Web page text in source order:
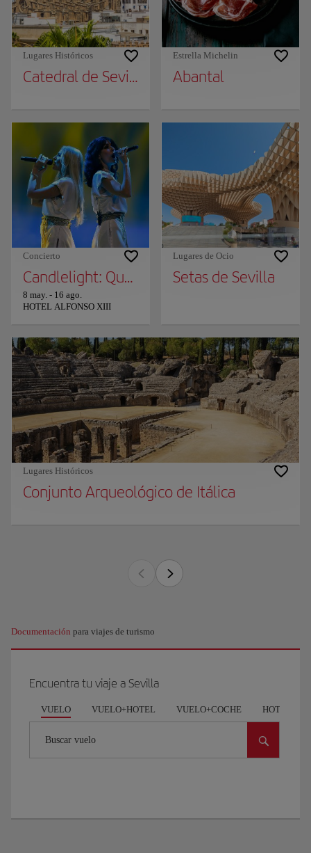
Lugares Históricos
Catedral de Sevilla
Estrella Michelin
Abantal
Concierto
Candlelight: Queen vs. ABBA
8 may. - 16 ago.
HOTEL ALFONSO XIII
Lugares de Ocio
Setas de Sevilla
Lugares Históricos
Conjunto Arqueológico de Itálica
Documentación para viajes de turismo
Encuentra tu viaje a Sevilla
VUELO VUELO+HOTEL VUELO+COCHE HOTEL
Buscar vuelo